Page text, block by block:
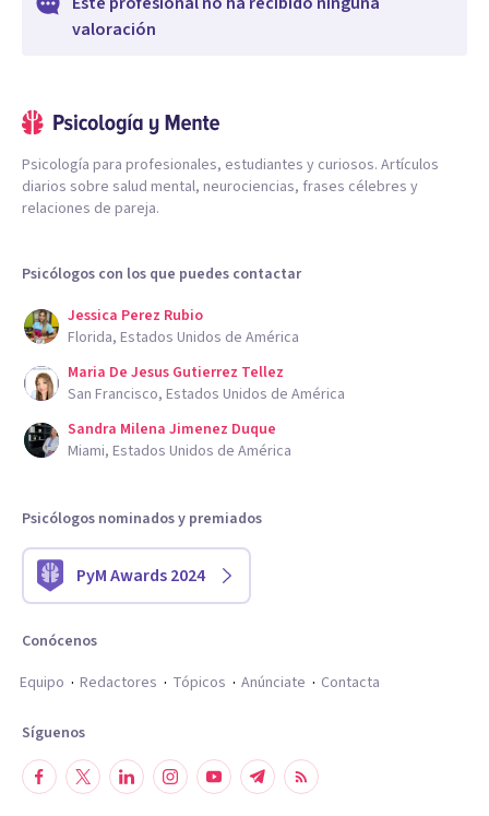
valoración
Psicología para profesionales, estudiantes y curiosos. Artículos
diarios sobre salud mental, neurociencias, frases célebres y
relaciones de pareja.
Psicólogos con los que puedes contactar
Jessica Perez Rubio
Florida, Estados Unidos de América
Maria De Jesus Gutierrez Tellez
San Francisco, Estados Unidos de América
Sandra Milena Jimenez Duque
Miami, Estados Unidos de América
Psicólogos nominados y premiados
PyM Awards 2024
Conócenos
Equipo
Redactores Tópicos Anúnciate Contacta
Síguenos